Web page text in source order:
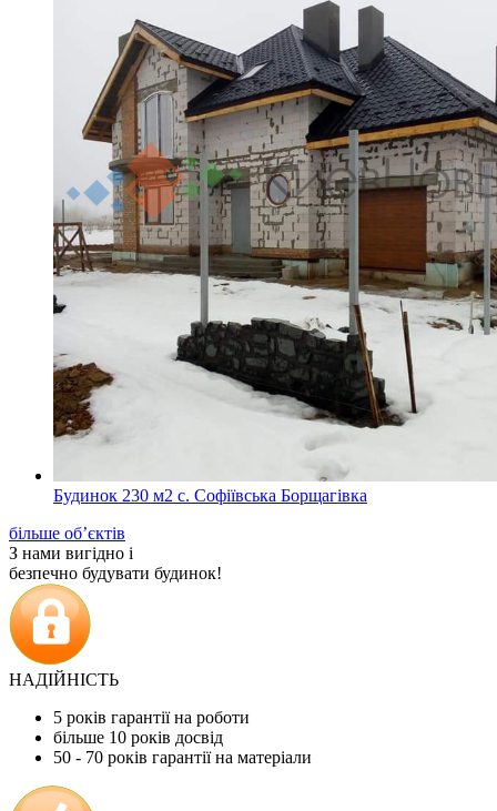
Будинок 230 м2 с. Софіївська Борщагівка
більше об’єктів
З нами вигідно і
безпечно будувати будинок!
НАДІЙНІСТЬ
5 років гарантії на роботи
більше 10 років досвід
50 - 70 років гарантії на матеріали